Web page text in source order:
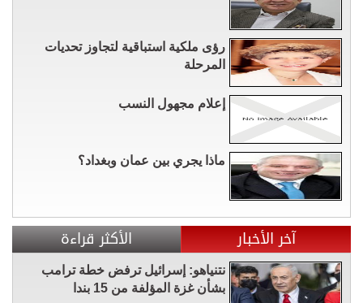
رؤى ملكية استباقية لتجاوز تحديات
المرحلة
إعلام مجهول النسب
ماذا يجري بين عمان وبغداد؟
آخر الأخبار الأكثر قراءة
نتنياهو: إسرائيل ترفض خطة ترامب
بشأن غزة المؤلفة من 15 بندا